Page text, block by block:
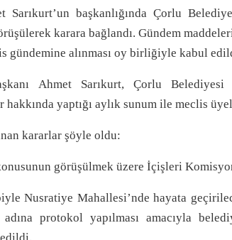
Sarıkurt’un başkanlığında Çorlu
karara bağlandı. Gündem
gündemine alınması oy birliğiyle kabul
Ahmet Sarıkurt, Çorlu
hakkında yaptığı aylık sunum ile meclis
kararlar şöyle oldu:
görüşülmek üzere İçişleri
Nusratiye Mahallesi’nde hayata
protokol yapılması amacıyla